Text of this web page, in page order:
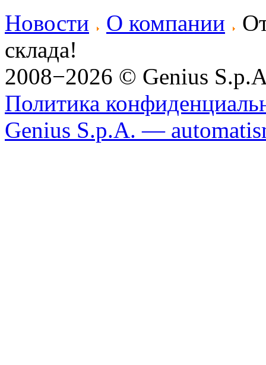
Новости
О компании
склада!
2008−2026 © Genius
Политика
Genius S.p.A. —